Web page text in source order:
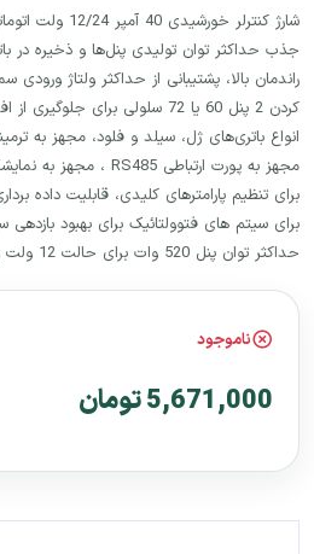
جذب حداکثر توان تولیدی پنل‌ها و ذخیره در
کردن 2 پنل 60 یا 72 سلولی برای
انواع باتری‌های ژل، سیلد و فلود، مجهز به
برای تنظیم پارامترهای کلیدی، قابلیت داده
برای سیتم های فتوولتائیک برای بهبود بازدهی
حداکثر توان پنل 520 وات برای حالت 12 ولت و 1040 وات برای حالت 24 ولت.
ناموجود
5,671,000 تومان